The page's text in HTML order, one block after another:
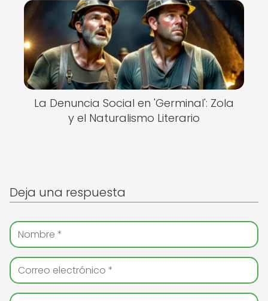
La Denuncia Social en 'Germinal': Zola
y el Naturalismo Literario
Deja una respuesta